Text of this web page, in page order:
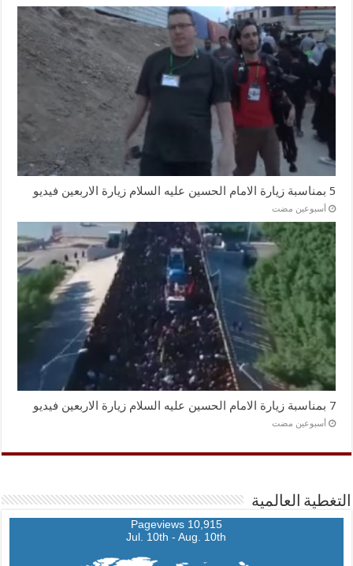
5 بمناسبة زيارة الامام الحسين عليه السلام زيارة الاربعين فيديو
‏أسبوعين مضت
7 بمناسبة زيارة الامام الحسين عليه السلام زيارة الاربعين فيديو
‏أسبوعين مضت
التغطية العالمية
10,915 Pageviews
Jul. 10th - Aug. 10th